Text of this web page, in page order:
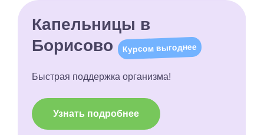
Капельницы в
Борисово
Курсом выгоднее
Быстрая поддержка организма!
Узнать подробнее